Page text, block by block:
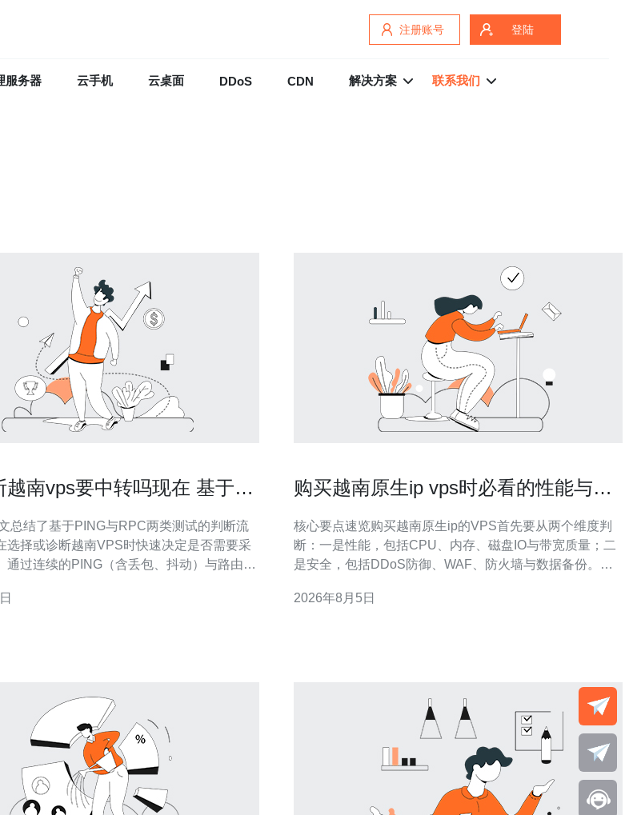
注册账号 登陆
服务器 云手机 云桌面 DDoS CDN 解决方案 联系我们
越南vps要中转吗现在 基于
总结了基于PING与RPC两类测试的判断流
选择或诊断越南VPS时快速决定是否需要采
通过连续的PING（含丢包、抖动）与路由观
）的压力与稳定性测试，可量化是否存在跨
购买越南原生ip vps时必看的性能与安
核心要点速览购买越南原生ip的VPS首先要从两个维度判
断：一是性能，包括CPU、内存、磁盘IO与带宽质量；二
是安全，包括DDoS防御、WAF、防火墙与数据备份。选
商能显著降低延迟与丢包风险。在性价比、售后与合规
2026年8月5日